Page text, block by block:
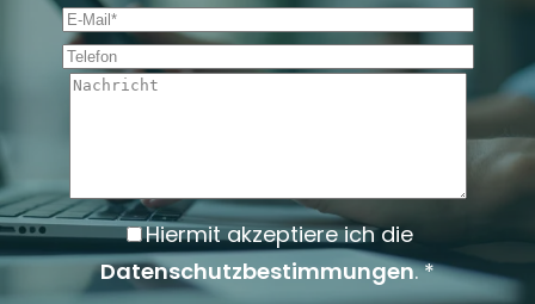
E-Mail *
Telefon
Nachricht
Hiermit akzeptiere ich die
Datenschutzbestimmungen. *